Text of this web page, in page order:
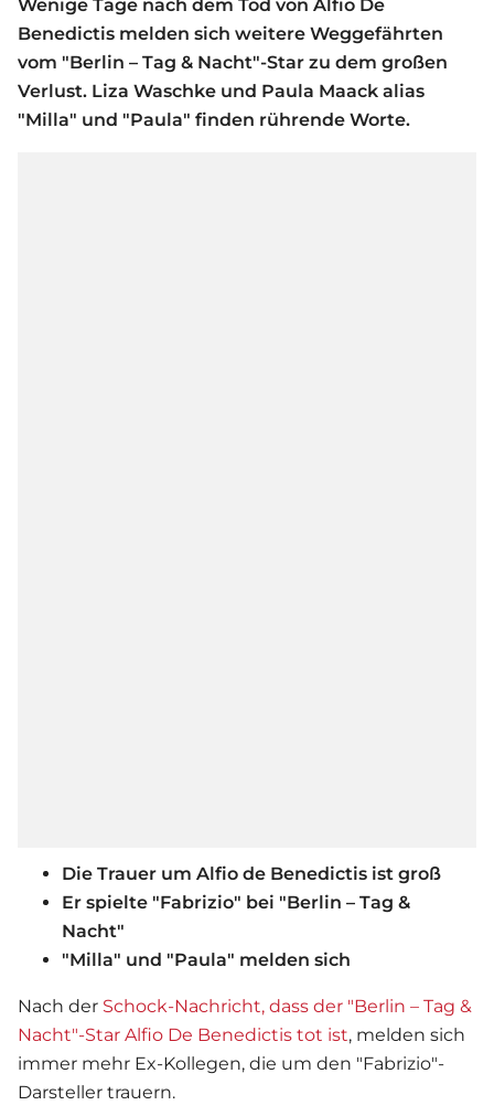
Wenige Tage nach dem Tod von Alfio De
Benedictis melden sich weitere Weggefährten
vom "Berlin – Tag & Nacht"-Star zu dem großen
Verlust. Liza Waschke und Paula Maack alias
"Milla" und "Paula" finden rührende Worte.
Die Trauer um Alfio de Benedictis ist groß
Er spielte "Fabrizio" bei "Berlin – Tag &
Nacht"
"Milla" und "Paula" melden sich
Nach der Schock-Nachricht, dass der "Berlin – Tag &
Nacht"-Star Alfio De Benedictis tot ist, melden sich
immer mehr Ex-Kollegen, die um den "Fabrizio"-
Darsteller trauern.